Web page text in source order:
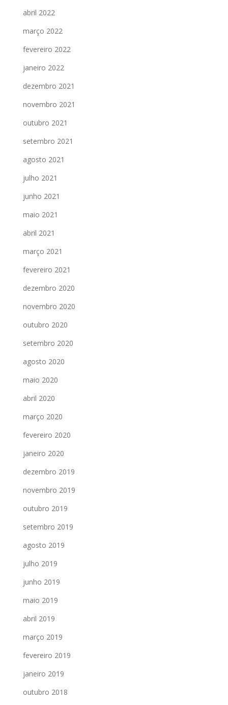
abril 2022
março 2022
fevereiro 2022
janeiro 2022
dezembro 2021
novembro 2021
outubro 2021
setembro 2021
agosto 2021
julho 2021
junho 2021
maio 2021
abril 2021
março 2021
fevereiro 2021
dezembro 2020
novembro 2020
outubro 2020
setembro 2020
agosto 2020
maio 2020
abril 2020
março 2020
fevereiro 2020
janeiro 2020
dezembro 2019
novembro 2019
outubro 2019
setembro 2019
agosto 2019
julho 2019
junho 2019
maio 2019
abril 2019
março 2019
fevereiro 2019
janeiro 2019
outubro 2018